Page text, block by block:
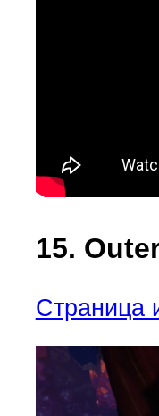
15.
Страница